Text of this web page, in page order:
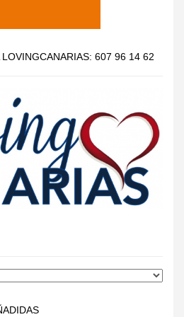
LOVINGCANARIAS: 607 96 14 62